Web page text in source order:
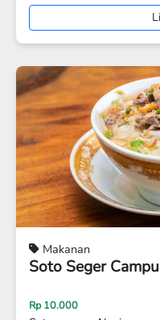
Makanan
Mie Ayam Jago
Rp 16.000